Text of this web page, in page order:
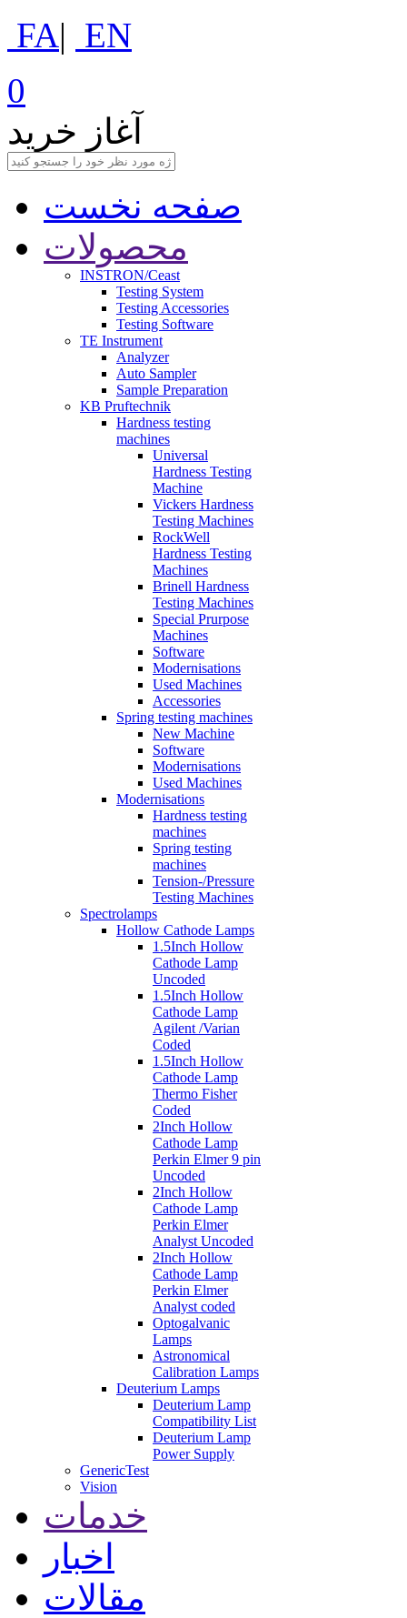
FA| EN
0
آغاز خرید
صفحه نخست
محصولات
INSTRON/Ceast
Testing System
Testing Accessories
Testing Software
TE Instrument
Analyzer
Auto Sampler
Sample Preparation
KB Pruftechnik
Hardness testing
machines
Universal
Hardness Testing
Machine
Vickers Hardness
Testing Machines
RockWell
Hardness Testing
Machines
Brinell Hardness
Testing Machines
Special Prurpose
Machines
Software
Modernisations
Used Machines
Accessories
Spring testing machines
New Machine
Software
Modernisations
Used Machines
Modernisations
Hardness testing
machines
Spring testing
machines
Tension-/Pressure
Testing Machines
Spectrolamps
Hollow Cathode Lamps
1.5Inch Hollow
Cathode Lamp
Uncoded
1.5Inch Hollow
Cathode Lamp
Agilent /Varian
Coded
1.5Inch Hollow
Cathode Lamp
Thermo Fisher
Coded
2Inch Hollow
Cathode Lamp
Perkin Elmer 9 pin
Uncoded
2Inch Hollow
Cathode Lamp
Perkin Elmer
Analyst Uncoded
2Inch Hollow
Cathode Lamp
Perkin Elmer
Analyst coded
Optogalvanic
Lamps
Astronomical
Calibration Lamps
Deuterium Lamps
Deuterium Lamp
Compatibility List
Deuterium Lamp
Power Supply
GenericTest
Vision
خدمات
اخبار
مقالات